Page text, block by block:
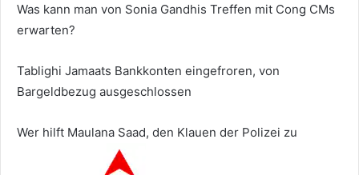
Was kann man von Sonia Gandhis Treffen mit Cong CMs
erwarten?
Tablighi Jamaats Bankkonten eingefroren, von
Bargeldbezug ausgeschlossen
Wer hilft Maulana Saad, den Klauen der Polizei zu